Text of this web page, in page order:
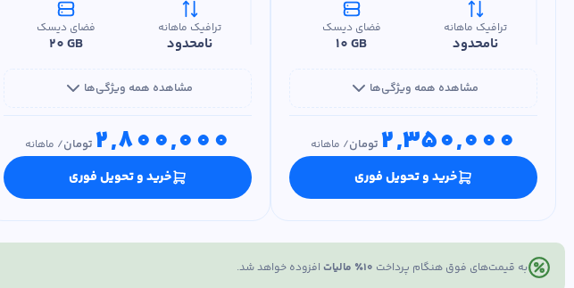
ترافیک ماهانه
نامحدود
فضای دیسک
10 GB
مشاهده همه ویژگی‌ها
2,350,000 تومان/ ماهانه
خرید و تحویل فوری
ترافیک ماهانه
نامحدود
فضای دیسک
20 GB
مشاهده همه ویژگی‌ها
2,800,000 تومان/ ماهانه
خرید و تحویل فوری
به قیمت‌های فوق هنگام پرداخت ۱۰٪ مالیات افزوده خواهد شد.